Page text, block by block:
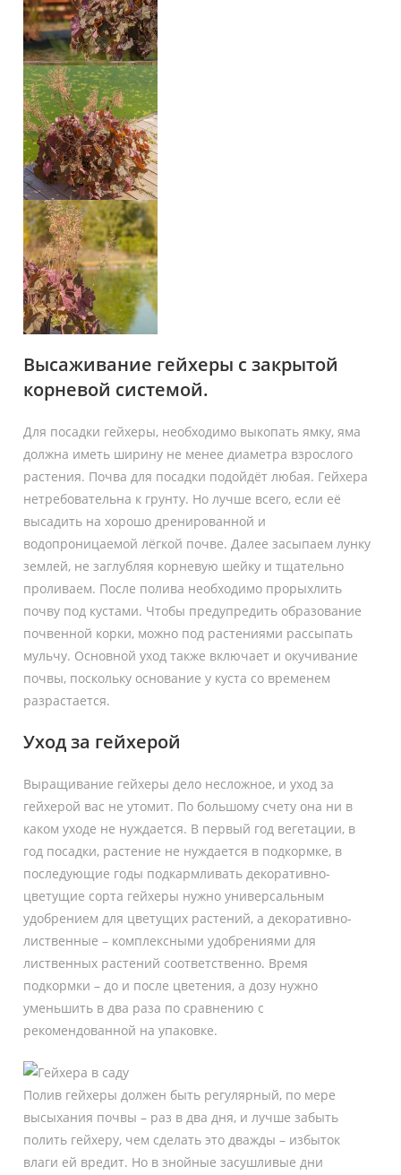
Высаживание гейхеры с закрытой
корневой системой.
Для посадки гейхеры, необходимо выкопать ямку, яма
должна иметь ширину не менее диаметра взрослого
растения. Почва для посадки подойдёт любая. Гейхера
нетребовательна к грунту. Но лучше всего, если её
высадить на хорошо дренированной и
водопроницаемой лёгкой почве. Далее засыпаем лунку
землей, не заглубляя корневую шейку и тщательно
проливаем. После полива необходимо прорыхлить
почву под кустами. Чтобы предупредить образование
почвенной корки, можно под растениями рассыпать
мульчу. Основной уход также включает и окучивание
почвы, поскольку основание у куста со временем
разрастается.
Уход за гейхерой
Выращивание гейхеры дело несложное, и уход за
гейхерой вас не утомит. По большому счету она ни в
каком уходе не нуждается. В первый год вегетации, в
год посадки, растение не нуждается в подкормке, в
последующие годы подкармливать декоративно-
цветущие сорта гейхеры нужно универсальным
удобрением для цветущих растений, а декоративно-
лиственные – комплексными удобрениями для
лиственных растений соответственно. Время
подкормки – до и после цветения, а дозу нужно
уменьшить в два раза по сравнению с
рекомендованной на упаковке.
Полив гейхеры должен быть регулярный, по мере
высыхания почвы – раз в два дня, и лучше забыть
полить гейхеру, чем сделать это дважды – избыток
влаги ей вредит. Но в знойные засушливые дни